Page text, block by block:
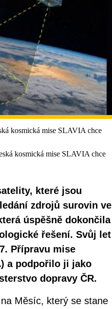
kosmická mise SLAVIA chce
kosmická mise SLAVIA chce
které jsou
zdrojů surovin ve
úspěšně dokončila
řešení. Svůj let
Přípravu mise
a podpořilo ji jako
dopravy ČR.
Měsíc, který se stane